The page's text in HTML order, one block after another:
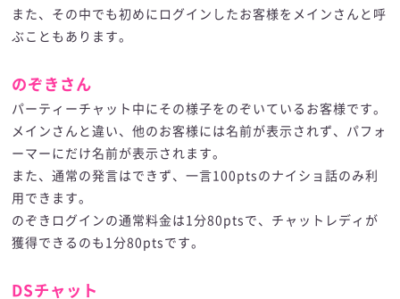
また、その中でも初めにログインしたお客様をメインさんと呼
ぶこともあります。
のぞきさん
パーティーチャット中にその様子をのぞいているお客様です。
メインさんと違い、他のお客様には名前が表示されず、パフォ
ーマーにだけ名前が表示されます。
また、通常の発言はできず、一言100ptsのナイショ話のみ利
用できます。
のぞきログインの通常料金は1分80ptsで、チャットレディが
獲得できるのも1分80ptsです。
DSチャット